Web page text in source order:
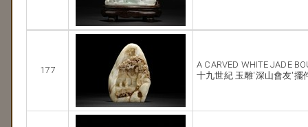
177
A CARVED WHITE JADE
十九世紀 玉雕'深山會友'擺